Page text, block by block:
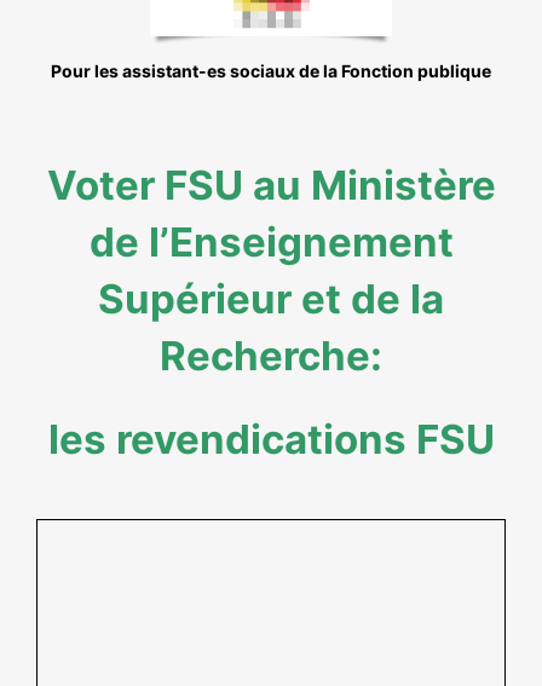
Pour les assistant-es sociaux de la Fonction publique
Voter FSU au Ministère
de l’Enseignement
Supérieur et de la
Recherche:
les revendications FSU